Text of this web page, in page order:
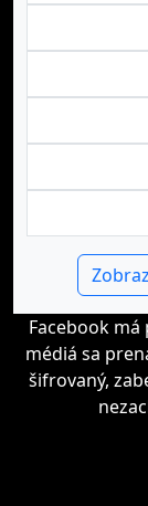
Facebook
médiá sa
šifrovaný,